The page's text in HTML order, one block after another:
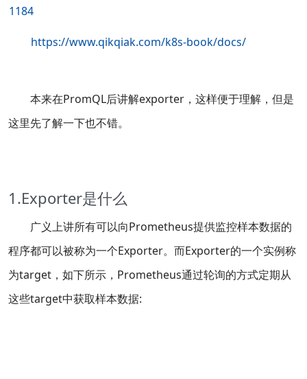
1184
https://www.qikqiak.com/k8s-book/docs/
本来在PromQL后讲解exporter，这样便于理解，但是
这里先了解一下也不错。
1.Exporter是什么
广义上讲所有可以向Prometheus提供监控样本数据的
程序都可以被称为一个Exporter。而Exporter的一个实例称
为target，如下所示，Prometheus通过轮询的方式定期从
这些target中获取样本数据: